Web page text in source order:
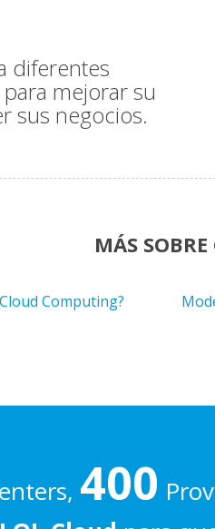
diferentes
mejorar su
sus negocios.
MÁS
Computing?
400